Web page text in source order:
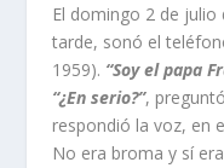
El domingo 2 de julio
tarde, sonó el
1959). “Soy el papa
“¿En serio?”,
respondió la voz, en
No era broma y sí